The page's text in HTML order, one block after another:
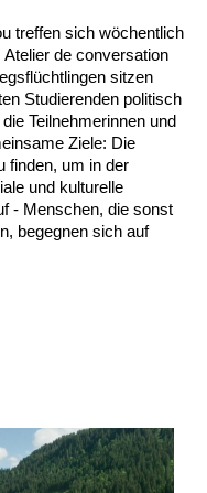
treffen sich wöchentlich
de conversation
sitzen
Studierenden politisch
Teilnehmerinnen und
Ziele: Die
finden, um in der
und kulturelle
- Menschen, die sonst
begegnen sich auf